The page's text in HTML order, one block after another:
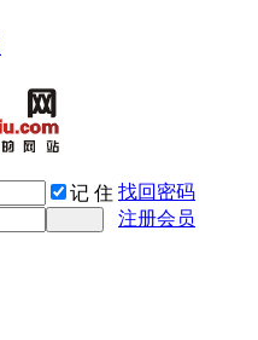
记 住 找回密码
注册会员